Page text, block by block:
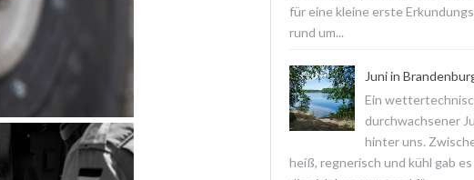
für eine kleine erste
rund um...
Juni in
Ein
durchwachsener
hinter uns.
heiß, regnerisch und kühl gab es